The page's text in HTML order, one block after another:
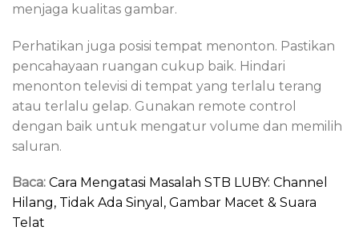
menjaga kualitas gambar.
Perhatikan juga posisi tempat menonton. Pastikan
pencahayaan ruangan cukup baik. Hindari
menonton televisi di tempat yang terlalu terang
atau terlalu gelap. Gunakan remote control
dengan baik untuk mengatur volume dan memilih
saluran.
Baca: Cara Mengatasi Masalah STB LUBY: Channel
Hilang, Tidak Ada Sinyal, Gambar Macet & Suara
Telat